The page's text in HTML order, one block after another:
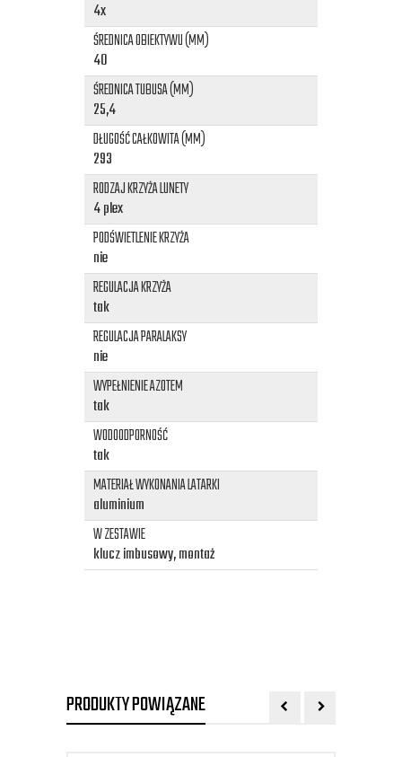
4x
ŚREDNICA OBIEKTYWU (MM)
40
ŚREDNICA TUBUSA (MM)
25,4
DŁUGOŚĆ CAŁKOWITA (MM)
293
RODZAJ KRZYŻA LUNETY
4 plex
PODŚWIETLENIE KRZYŻA
nie
REGULACJA KRZYŻA
tak
REGULACJA PARALAKSY
nie
WYPEŁNIENIE AZOTEM
tak
WODOODPORNOŚĆ
tak
MATERIAŁ WYKONANIA LATARKI
aluminium
W ZESTAWIE
klucz imbusowy, montaż
PRODUKTY POWIĄZANE